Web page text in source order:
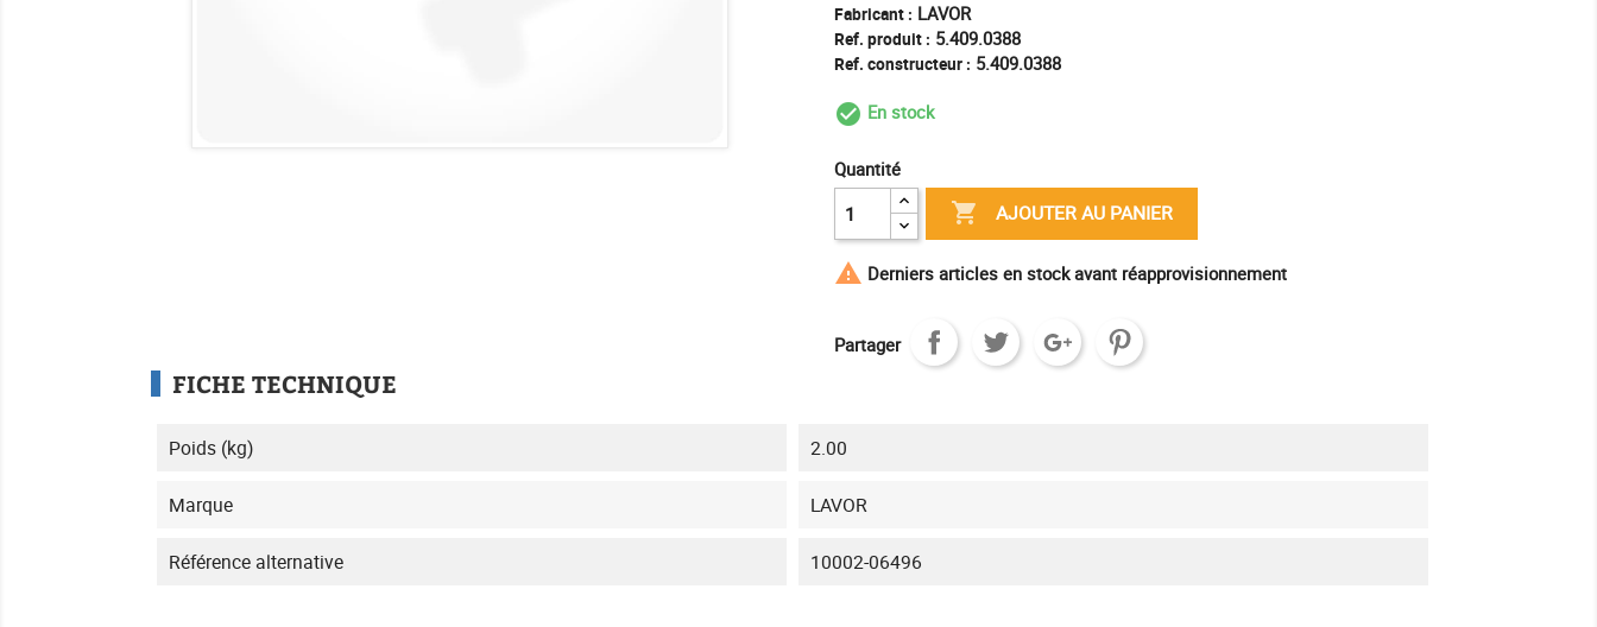
Fabricant : LAVOR
Ref. produit : 5.409.0388
Ref. constructeur : 5.409.0388
check_circle_outline
En stock
Quantité
 AJOUTER AU PANIER
 Derniers articles en stock avant réapprovisionnement
Partager
FICHE TECHNIQUE
Poids (kg) 2.00
Marque LAVOR
Référence alternative 10002-06496